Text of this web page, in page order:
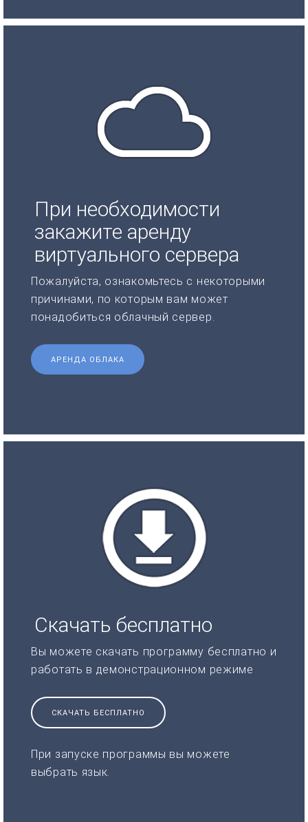
При необходимости
закажите аренду
виртуального сервера
Пожалуйста, ознакомьтесь с некоторыми
причинами, по которым вам может
понадобиться облачный сервер.
АРЕНДА ОБЛАКА
Скачать бесплатно
Вы можете скачать программу бесплатно и
работать в демонстрационном режиме
СКАЧАТЬ БЕСПЛАТНО
При запуске программы вы можете
выбрать язык.